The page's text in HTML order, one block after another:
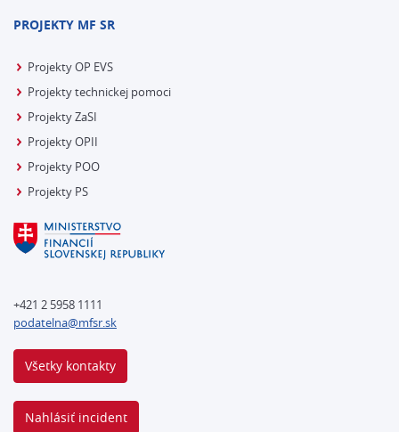
PROJEKTY MF SR
Projekty OP EVS
Projekty technickej pomoci
Projekty ZaSI
Projekty OPII
Projekty POO
Projekty PS
+421 2 5958 1111
podatelna@mfsr.sk
Všetky kontakty
Nahlásiť incident